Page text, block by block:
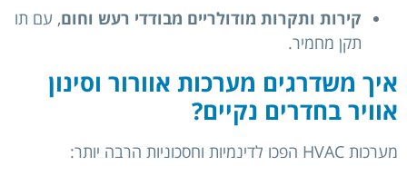
קירות ותקרות מודולריים מבודדי רעש וחום, עם תו
תקן מחמיר.
איך משדרגים מערכות אוורור וסינון
אוויר בחדרים נקיים?
מערכות HVAC הפכו לדינמיות וחסכוניות הרבה יותר: